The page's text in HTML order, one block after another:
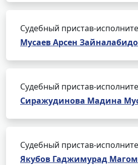
Судебный пристав-
Мусаев Арсен
Судебный пристав-
Сиражудинова Мадина
Судебный пристав-
Якубов Гаджимурад